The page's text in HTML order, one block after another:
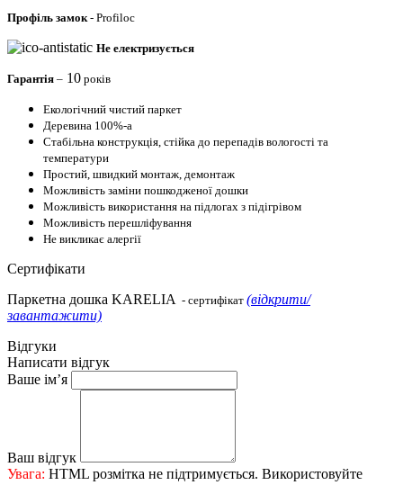
Профіль замок - Profiloc
Не електризується
Гарантія – 10 років
Екологічний чистий паркет
Деревина 100%-а
Стабільна конструкція, стійка до перепадів вологості та
температури
Простий, швидкий монтаж, демонтаж
Можливість заміни пошкодженої дошки
Можливість використання на підлогах з підігрівом
Можливість перешліфування
Не викликає алергії
Сертифікати
Паркетна дошка KARELIA - сертифікат (відкрити/
завантажити)
Відгуки
Написати відгук
Ваше ім’я
Ваш відгук
Увага: HTML розмітка не підтримується. Використовуйте